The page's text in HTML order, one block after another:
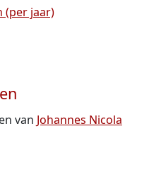
(per jaar)
van Johannes Nicola